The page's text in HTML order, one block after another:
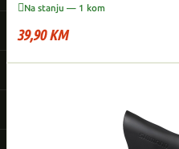
Na stanju — 1 kom
39,90 KM